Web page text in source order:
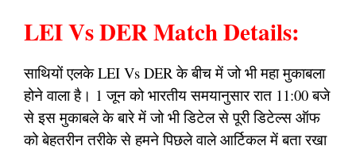
LEI Vs DER Match Details:
साथियों एलके LEI Vs DER के बीच में जो भी महा मुकाबला
होने वाला है। 1 जून को भारतीय समयानुसार रात 11:00 बजे
से इस मुकाबले के बारे में जो भी डिटेल से पूरी डिटेल्स ऑफ
को बेहतरीन तरीके से हमने पिछले वाले आर्टिकल में बता रखा